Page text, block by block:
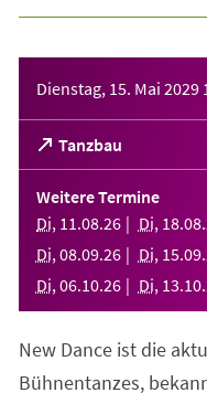
Dienstag, 15. Mai 2029
Tanzbau
(Öffnet
in
einem
neuen
Tab)
Weitere Termine
Di, 11 .08.26 Di, 18.08.
Di, 08.09.26 Di, 15.09.
Di, 06.10.26 Di, 13.10.
New Dance ist die
Bühnentanzes,